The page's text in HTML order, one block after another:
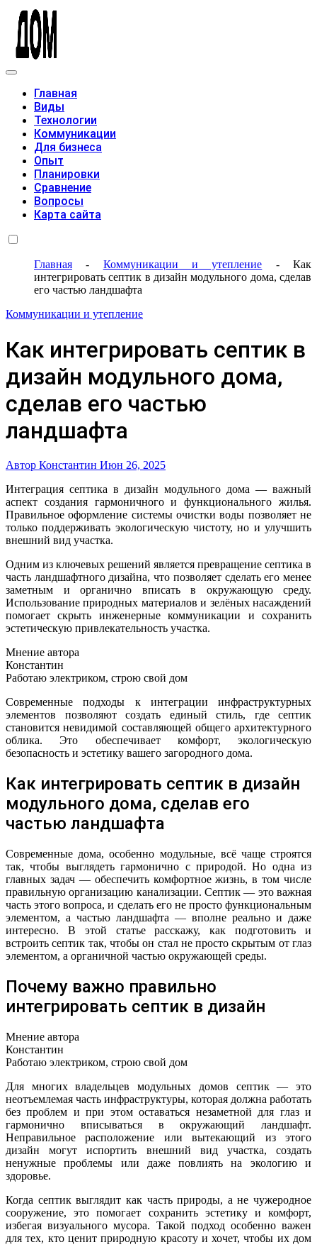
Главная
Виды
Технологии
Коммуникации
Для бизнеса
Опыт
Планировки
Сравнение
Вопросы
Карта сайта
Главная - Коммуникации и утепление -Как
интегрировать септик в дизайн модульного дома, сделав
его частью ландшафта
Коммуникации и утепление
Как интегрировать септик в
дизайн модульного дома,
сделав его частью
ландшафта
Автор Константин Июн 26, 2025
Интеграция септика в дизайн модульного дома — важный
аспект создания гармоничного и функционального жилья.
Правильное оформление системы очистки воды позволяет не
только поддерживать экологическую чистоту, но и улучшить
внешний вид участка.
Одним из ключевых решений является превращение септика в
часть ландшафтного дизайна, что позволяет сделать его менее
заметным и органично вписать в окружающую среду.
Использование природных материалов и зелёных насаждений
помогает скрыть инженерные коммуникации и сохранить
эстетическую привлекательность участка.
Мнение автора
Константин
Работаю электриком, строю свой дом
Современные подходы к интеграции инфраструктурных
элементов позволяют создать единый стиль, где септик
становится невидимой составляющей общего архитектурного
облика. Это обеспечивает комфорт, экологическую
безопасность и эстетику вашего загородного дома.
Как интегрировать септик в дизайн
модульного дома, сделав его
частью ландшафта
Современные дома, особенно модульные, всё чаще строятся
так, чтобы выглядеть гармонично с природой. Но одна из
главных задач — обеспечить комфортное жизнь, в том числе
правильную организацию канализации. Септик — это важная
часть этого вопроса, и сделать его не просто функциональным
элементом, а частью ландшафта — вполне реально и даже
интересно. В этой статье расскажу, как подготовить и
встроить септик так, чтобы он стал не просто скрытым от глаз
элементом, а органичной частью окружающей среды.
Почему важно правильно
интегрировать септик в дизайн
Мнение автора
Константин
Работаю электриком, строю свой дом
Для многих владельцев модульных домов септик — это
неотъемлемая часть инфраструктуры, которая должна работать
без проблем и при этом оставаться незаметной для глаз и
гармонично вписываться в окружающий ландшафт.
Неправильное расположение или вытекающий из этого
дизайн могут испортить внешний вид участка, создать
ненужные проблемы или даже повлиять на экологию и
здоровье.
Когда септик выглядит как часть природы, а не чужеродное
сооружение, это помогает сохранить эстетику и комфорт,
избегая визуального мусора. Такой подход особенно важен
для тех, кто ценит природную красоту и хочет, чтобы их дом